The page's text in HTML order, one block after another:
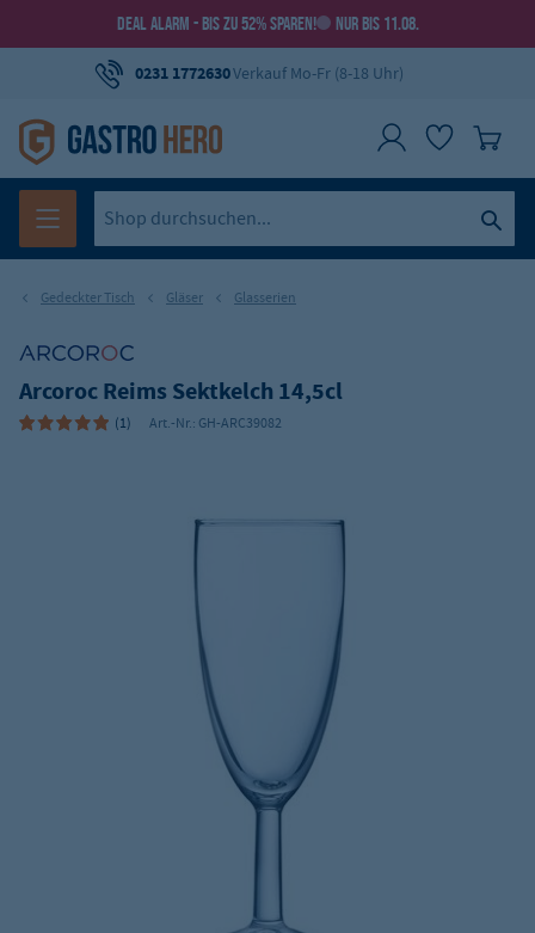
DEAL ALARM - BIS ZU 52% SPAREN! NUR BIS 11.08.
0231 1772630Verkauf Mo-Fr (8-18 Uhr)
Gedeckter Tisch Gläser Glasserien
Arcoroc Reims Sektkelch 14,5cl
(1) Art.-Nr.: GH-ARC39082